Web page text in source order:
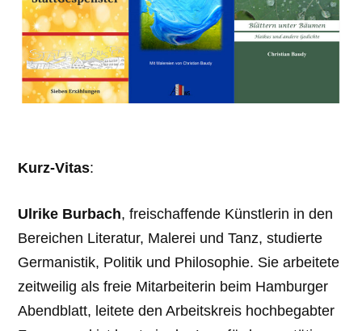
Kurz-Vitas:
Ulrike Burbach, freischaffende Künstlerin in den
Bereichen Literatur, Malerei und Tanz, studierte
Germanistik, Politik und Philosophie. Sie arbeitete
zeitweilig als freie Mitarbeiterin beim Hamburger
Abendblatt, leitete den Arbeitskreis hochbegabter